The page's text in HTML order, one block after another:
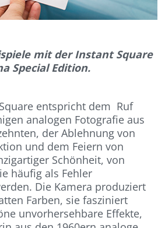
mit der Instant Square
Special Edition.
entspricht dem Ruf
analogen Fotografie aus
der Ablehnung von
und dem Feiern von
Schönheit, von
häufig als Fehler
Die Kamera produziert
Farben, sie fasziniert
unvorhersehbare Effekte,